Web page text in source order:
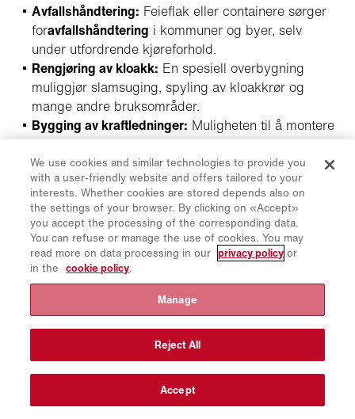
Avfallshåndtering: Feieflak eller containere sørger
foravfallshåndtering i kommuner og byer, selv
under utfordrende kjøreforhold.
Rengjøring av kloakk: En spesiell overbygning
muliggjør slamsuging, spyling av kloakkrør og
mange andre bruksområder.
Bygging av kraftledninger: Muligheten til å montere
spesielle overbygninger gir fordeler ved bygging
eller vedlikehold av luftledninger i utfordrende
terreng.
We use cookies and similar technologies to provide you
with a user-friendly website and offers tailored to your
interests. Whether cookies are stored depends also on
the settings of your browser. By clicking on «Accept»
you accept the processing of the corresponding data.
You can refuse or manage the use of cookies. You may
read more on data processing in our privacy policy or
in the cookie policy.
Manage
Reject All
Accept